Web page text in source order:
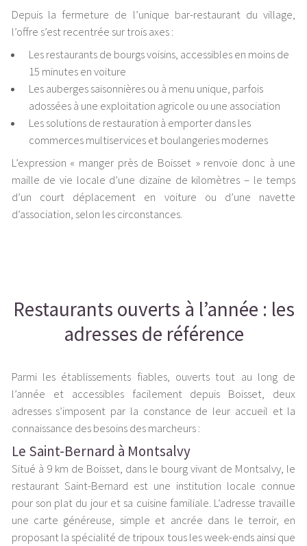
Depuis la fermeture de l’unique bar-restaurant du village,
l’offre s’est recentrée sur trois axes :
Les restaurants de bourgs voisins, accessibles en moins de
15 minutes en voiture
Les auberges saisonnières ou à menu unique, parfois
adossées à une exploitation agricole ou une association
Les solutions de restauration à emporter dans les
commerces multiservices et boulangeries modernes
L’expression « manger près de Boisset » renvoie donc à une
maille de vie locale d’une dizaine de kilomètres – le temps
d’un court déplacement en voiture ou d’une navette
d’association, selon les circonstances.
Restaurants ouverts à l’année : les
adresses de référence
Parmi les établissements fiables, ouverts tout au long de
l’année et accessibles facilement depuis Boisset, deux
adresses s’imposent par la constance de leur accueil et la
connaissance des besoins des marcheurs :
Le Saint-Bernard à Montsalvy
Situé à 9 km de Boisset, dans le bourg vivant de Montsalvy, le
restaurant Saint-Bernard est une institution locale connue
pour son plat du jour et sa cuisine familiale. L’adresse travaille
une carte généreuse, simple et ancrée dans le terroir, en
proposant la spécialité de tripoux tous les week-ends ainsi que